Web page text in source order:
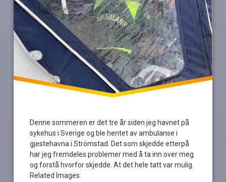
Denne sommeren er det tre år siden jeg havnet på
sykehus i Sverige og ble hentet av ambulanse i
gjestehavna i Strömstad. Det som skjedde etterpå
har jeg fremdeles problemer med å ta inn over meg
og forstå hvorfor skjedde. At det hele tatt var mulig.
Related Images: